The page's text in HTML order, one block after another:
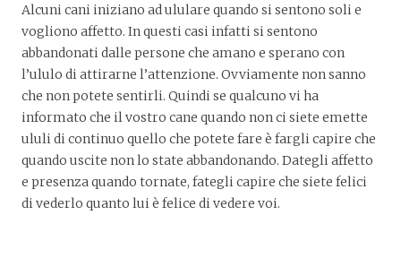
Alcuni cani iniziano ad ululare quando si sentono soli e
vogliono affetto. In questi casi infatti si sentono
abbandonati dalle persone che amano e sperano con
l’ululo di attirarne l’attenzione. Ovviamente non sanno
che non potete sentirli. Quindi se qualcuno vi ha
informato che il vostro cane quando non ci siete emette
ululi di continuo quello che potete fare è fargli capire che
quando uscite non lo state abbandonando. Dategli affetto
e presenza quando tornate, fategli capire che siete felici
di vederlo quanto lui è felice di vedere voi.